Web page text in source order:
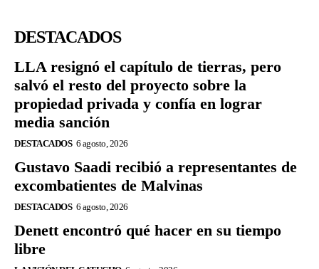
DESTACADOS
LLA resignó el capítulo de tierras, pero
salvó el resto del proyecto sobre la
propiedad privada y confía en lograr
media sanción
DESTACADOS 6 agosto, 2026
Gustavo Saadi recibió a representantes de
excombatientes de Malvinas
DESTACADOS 6 agosto, 2026
Denett encontró qué hacer en su tiempo
libre